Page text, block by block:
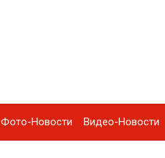
Фото-Новости Видео-Новости